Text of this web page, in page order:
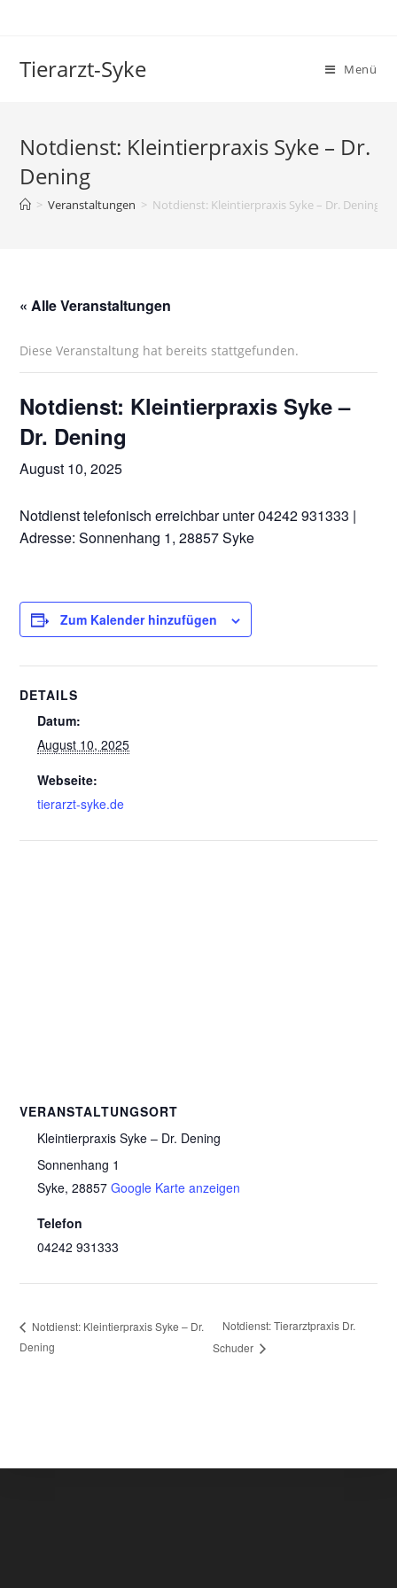
Tierarzt-Syke Menü
Notdienst: Kleintierpraxis Syke – Dr.
Dening
> Veranstaltungen > Notdienst: Kleintierpraxis Syke – Dr. Dening
« Alle Veranstaltungen
Diese Veranstaltung hat bereits stattgefunden.
Notdienst: Kleintierpraxis Syke –
Dr. Dening
August 10, 2025
Notdienst telefonisch erreichbar unter 04242 931333 |
Adresse: Sonnenhang 1, 28857 Syke
Zum Kalender hinzufügen
DETAILS
Datum:
August 10, 2025
Webseite:
tierarzt-syke.de
VERANSTALTUNGSORT
Kleintierpraxis Syke – Dr. Dening
Sonnenhang 1
Syke, 28857 Google Karte anzeigen
Telefon
04242 931333
Notdienst: Kleintierpraxis Syke – Dr.
Dening
Notdienst: Tierarztpraxis Dr.
Schuder